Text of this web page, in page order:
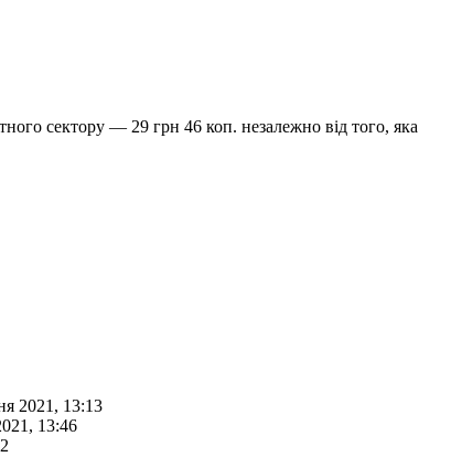
сектору — 29 грн 46 коп. незалежно від того, яка
2021, 13:13
13:46